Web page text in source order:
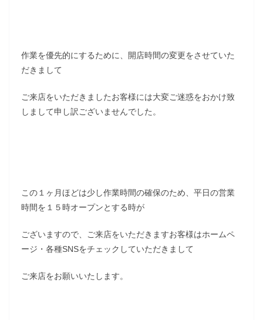
作業を優先的にするために、開店時間の変更をさせていた
だきまして
ご来店をいただきましたお客様には大変ご迷惑をおかけ致
しまして申し訳ございませんでした。
この１ヶ月ほどは少し作業時間の確保のため、平日の営業
時間を１５時オープンとする時が
ございますので、ご来店をいただきますお客様はホームペ
ージ・各種SNSをチェックしていただきまして
ご来店をお願いいたします。